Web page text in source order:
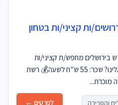
ות קציני/ות בטחון
בירושלים מחפש/ת קציני/ות
ביטחון! 👮‍♂️✨ 🌟 למה להצטרף אלינו? שכר: 55 ש"ח לשעה💰 רשת
מוכרת...
והסביבה לפרטים ←